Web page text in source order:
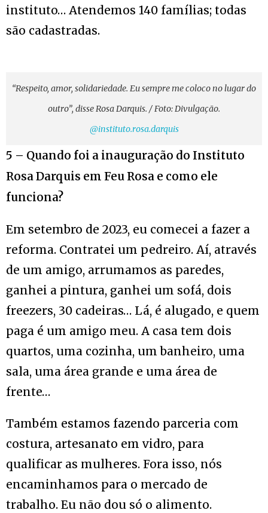
instituto… Atendemos 140 famílias; todas
são cadastradas.
“Respeito, amor, solidariedade. Eu sempre me coloco no lugar do
outro”, disse Rosa Darquis. / Foto: Divulgação.
@instituto.rosa.darquis
5 – Quando foi a inauguração do Instituto
Rosa Darquis em Feu Rosa e como ele
funciona?
Em setembro de 2023, eu comecei a fazer a
reforma. Contratei um pedreiro. Aí, através
de um amigo, arrumamos as paredes,
ganhei a pintura, ganhei um sofá, dois
freezers, 30 cadeiras… Lá, é alugado, e quem
paga é um amigo meu. A casa tem dois
quartos, uma cozinha, um banheiro, uma
sala, uma área grande e uma área de
frente…
Também estamos fazendo parceria com
costura, artesanato em vidro, para
qualificar as mulheres. Fora isso, nós
encaminhamos para o mercado de
trabalho. Eu não dou só o alimento.